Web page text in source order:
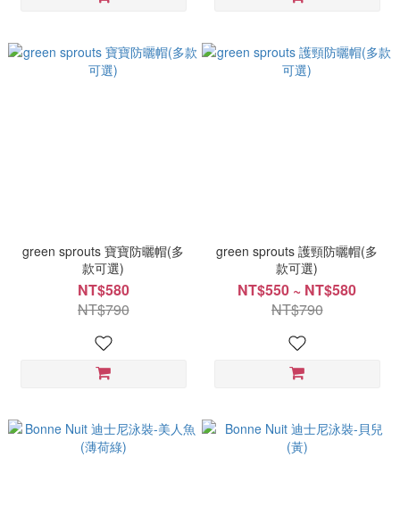
green sprouts 寶寶防曬帽(多
款可選)
NT$580
NT$790
green sprouts 護頸防曬帽(多
款可選)
NT$550 ~ NT$580
NT$790